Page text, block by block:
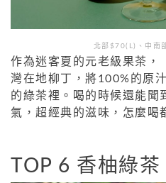
北部$70(L)、中南
作為迷客夏的元老級果茶，
灣在地柳丁，將100%的原
的綠茶裡。喝的時候還能聞
氣，超經典的滋味，怎麼喝
TOP 6 香柚綠茶